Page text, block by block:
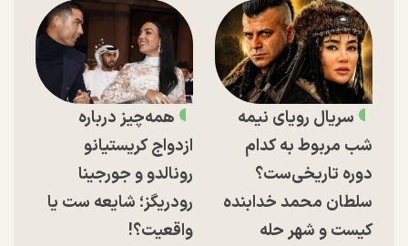
سریال رویای نیمه
شب مربوط به کدام
دوره تاریخی‌ست؟
سلطان محمد خدابنده
کیست و شهر حله
همه‌چیز درباره
ازدواج کریستیانو
رونالدو و جورجینا
رودریگز؛ شایعه ست یا
واقعیت؟!